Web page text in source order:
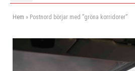
Hem » Postnord börjar med ”gröna korridorer”